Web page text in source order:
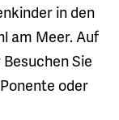
in den
am Meer. Auf
Sie
oder